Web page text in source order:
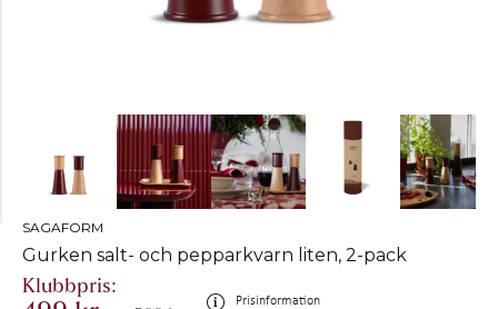
SAGAFORM
Gurken salt- och pepparkvarn liten, 2-pack
Prisinformation